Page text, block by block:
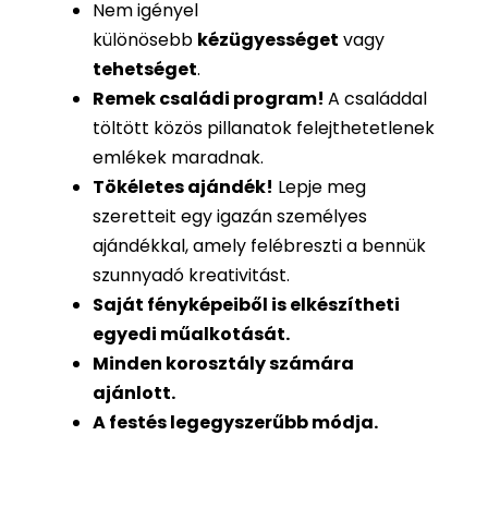
Nem igényel
különösebb kézügyességet vagy
tehetséget.
Remek családi program! A családdal
töltött közös pillanatok felejthetetlenek
emlékek maradnak.
Tökéletes ajándék! Lepje meg
szeretteit egy igazán személyes
ajándékkal, amely felébreszti a bennük
szunnyadó kreativitást.
Saját fényképeiből iselkészítheti
egyedi műalkotását.
Minden korosztály számára
ajánlott.
A festés legegyszerűbb módja.